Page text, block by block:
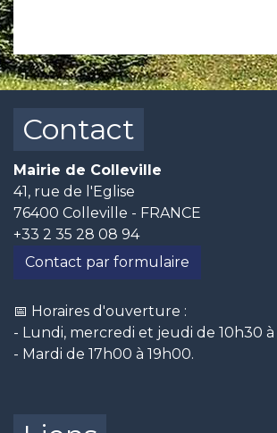
Contact
Mairie de Colleville
41, rue de l'Eglise
76400 Colleville - FRANCE
+33 2 35 28 08 94
Contact par formulaire
📅 Horaires d'ouverture :
- Lundi, mercredi et jeudi de 10h30 à
- Mardi de 17h00 à 19h00.